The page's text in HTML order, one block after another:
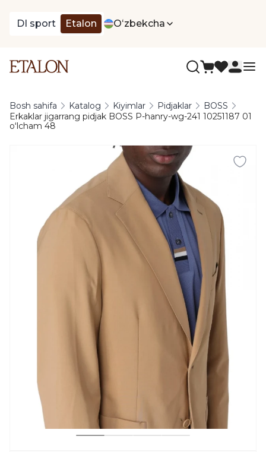
DI sport Etalon Oʻzbekcha
Bosh sahifa Katalog Kiyimlar Pidjaklar
BOSS
Erkaklar jigarrang pidjak BOSS P-hanry-wg-241 10251187 01
oʻlcham 48